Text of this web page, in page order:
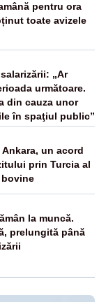
pentru ora
toate avizele
„Ar
următoare.
din cauza unor
în spaţiul public”
Ankara, un acord
prin Turcia al
la muncă.
prelungită până